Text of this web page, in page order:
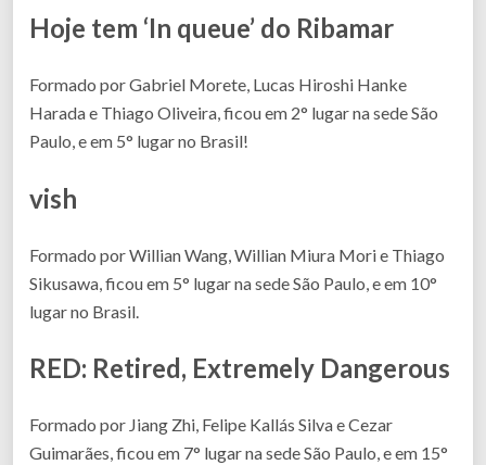
Hoje tem ‘In queue’ do Ribamar
Formado por Gabriel Morete, Lucas Hiroshi Hanke
Harada e Thiago Oliveira, ficou em 2° lugar na sede São
Paulo, e em 5° lugar no Brasil!
vish
Formado por Willian Wang, Willian Miura Mori e Thiago
Sikusawa, ficou em 5° lugar na sede São Paulo, e em 10°
lugar no Brasil.
RED: Retired, Extremely Dangerous
Formado por Jiang Zhi, Felipe Kallás Silva e Cezar
Guimarães, ficou em 7° lugar na sede São Paulo, e em 15°